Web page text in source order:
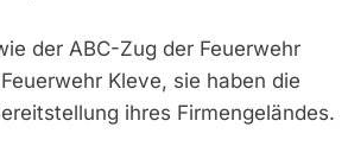
der ABC-Zug der Feuerwehr
Kleve, sie haben die
ihres Firmengeländes.